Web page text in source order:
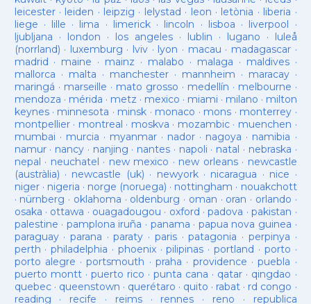
leicester· leiden · leipzig · lelystad · leon · letònia · liberia ·
liege · lille · lima · limerick· lincoln · lisboa · liverpool ·
ljubljana · london · los angeles· lublin · lugano · luleå
(norrland) · luxemburg · lviv · lyon · macau · madagascar·
madrid · maine · mainz · malabo · malaga · maldives·
mallorca · malta · manchester· mannheim · maracay·
maringá · marseille · mato grosso · medellín · melbourne ·
mendoza · mérida · metz · mexico · miami · milano · milton
keynes· minnesota · minsk · monaco · mons · monterrey ·
montpellier· montreal · moskva · mozambic· muenchen ·
mumbai · murcia · myanmar· nador · nagoya · namibia ·
namur· nancy · nanjing · nantes · napoli · natal · nebraska ·
nepal · neuchatel · new mexico · new orleans· newcastle
(austràlia) · newcastle (uk) · newyork· nicaragua · nice ·
niger· nigeria · norge (noruega) · nottingham · nouakchott
· nürnberg · oklahoma · oldenburg · oman · oran · orlando ·
osaka · ottawa · ouagadougou · oxford ·padova ·pakistan ·
palestine · pamplona iruña · panama · papua nova guinea ·
paraguay· parana ·paraty · paris·patagonia · perpinya ·
perth ·philadelphia · phoenix·pilipinas ·portland · porto ·
porto alegre ·portsmouth ·praha · providence ·puebla ·
puerto montt· puerto rico ·punta cana · qatar · qingdao ·
quebec· queenstown · querétaro · quito · rabat · rd congo ·
reading · recife · reims· rennes · reno · republica